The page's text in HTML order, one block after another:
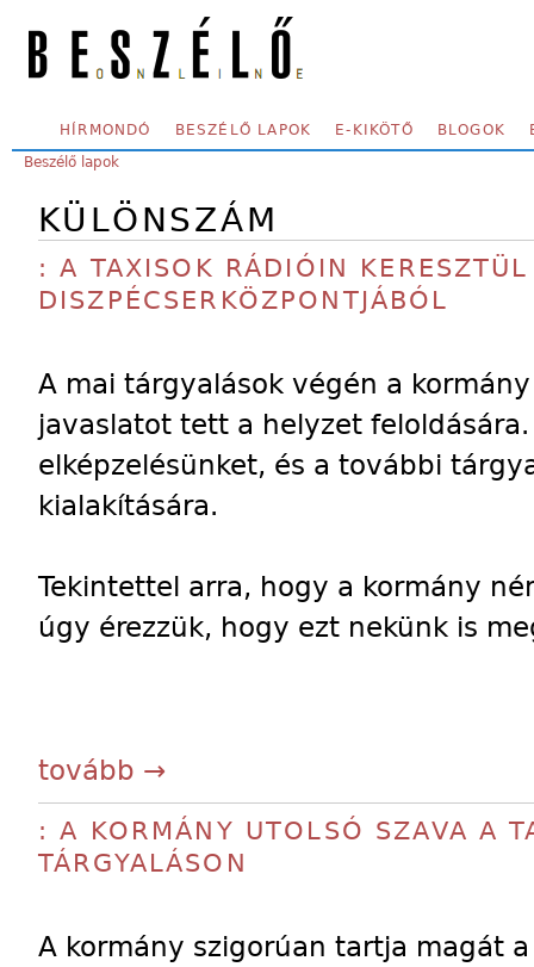
SECONDARY MENU
HÍRMONDÓ BESZÉLŐ LAPOK E-KIKÖTŐ BLOGOK
YOU ARE HERE:
Beszélő lapok
KÜLÖNSZÁM
: A TAXISOK RÁDIÓIN
DISZPÉCSERKÖZPONTJÁBÓL
A mai tárgyalások végén a
javaslatot tett a helyzet
elképzelésünket, és a további
kialakítására.
Tekintettel arra, hogy a kormány
úgy érezzük, hogy ezt nekünk is
tovább →
: A KORMÁNY UTOLSÓ SZAVA A
TÁRGYALÁSON
A kormány szigorúan tartja magát